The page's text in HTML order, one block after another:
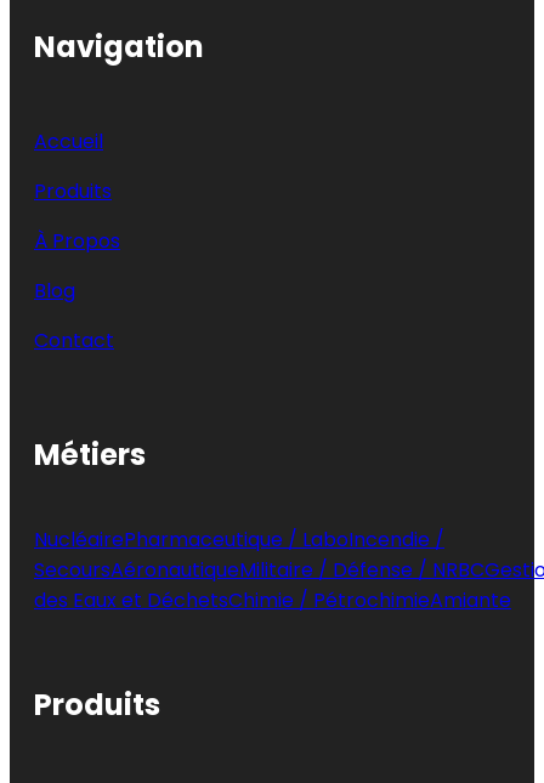
Navigation
Accueil
Produits
À Propos
Blog
Contact
Métiers
NucléairePharmaceutique / LaboIncendie /
SecoursAéronautiqueMilitaire / Défense / NRBC
des Eaux et DéchetsChimie / PétrochimieAmiante
Produits